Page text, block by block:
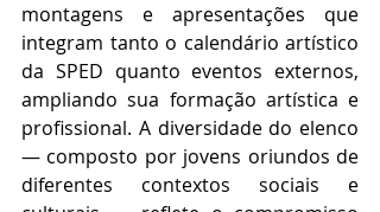
montagens e apresentações que
integram tanto o calendário artístico
da SPED quanto eventos externos,
ampliando sua formação artística e
profissional. A diversidade do elenco
— composto por jovens oriundos de
diferentes contextos sociais e